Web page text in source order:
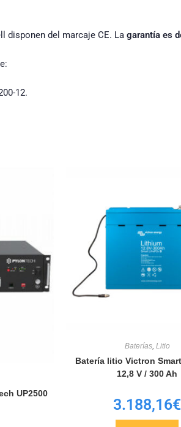
disponen del marcaje CE. La garantía es
12.
UP2500
Baterías, Litio
Batería litio Victron
12,8 V / 300 Ah
3.188,16€